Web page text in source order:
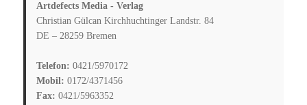
Artdefects Media - Verlag
Christian Gülcan Kirchhuchtinger Landstr. 84
DE – 28259 Bremen
Telefon: 0421/5970172
Mobil: 0172/4371456
Fax: 0421/5963352